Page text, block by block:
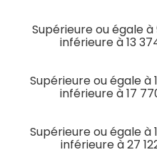
Supérieure ou égale à
inférieure à 13
Supérieure ou égale à
inférieure à 17
Supérieure ou égale à
inférieure à 27